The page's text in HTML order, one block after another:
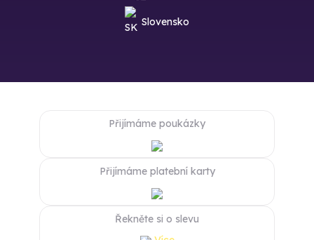
Slovensko
Přijímáme poukázky
Přijímáme platební karty
Řekněte si o slevu